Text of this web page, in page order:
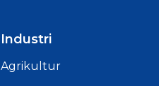
Industri
Agrikultur